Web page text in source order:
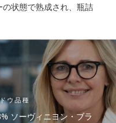
状態で熟成され、瓶詰
ウ品種
ソーヴィニヨン・ブラ